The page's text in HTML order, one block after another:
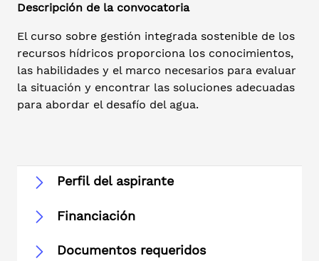
Descripción de la convocatoria
El curso sobre gestión integrada sostenible de los
recursos hídricos proporciona los conocimientos,
las habilidades y el marco necesarios para evaluar
la situación y encontrar las soluciones adecuadas
para abordar el desafío del agua.
Perfil del aspirante
Financiación
Documentos requeridos